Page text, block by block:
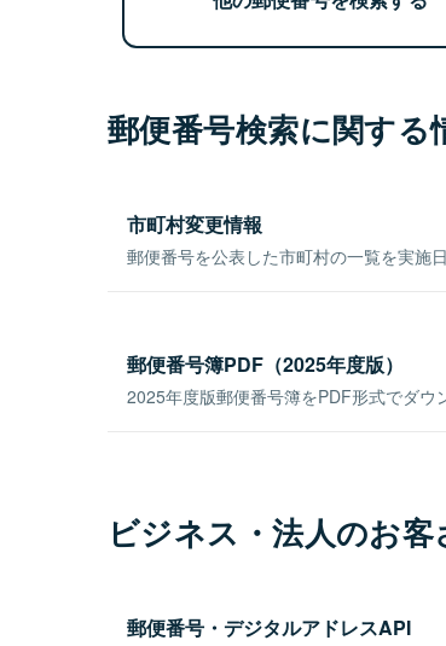
郵便番号検索に関する
市町村変更情報
郵便番号を公表した市町村の一覧を実施
郵便番号簿PDF（2025年度版）
2025年度版郵便番号簿をPDF形式でダウ
ビジネス・法人のお
郵便番号・デジタルアドレスAPI